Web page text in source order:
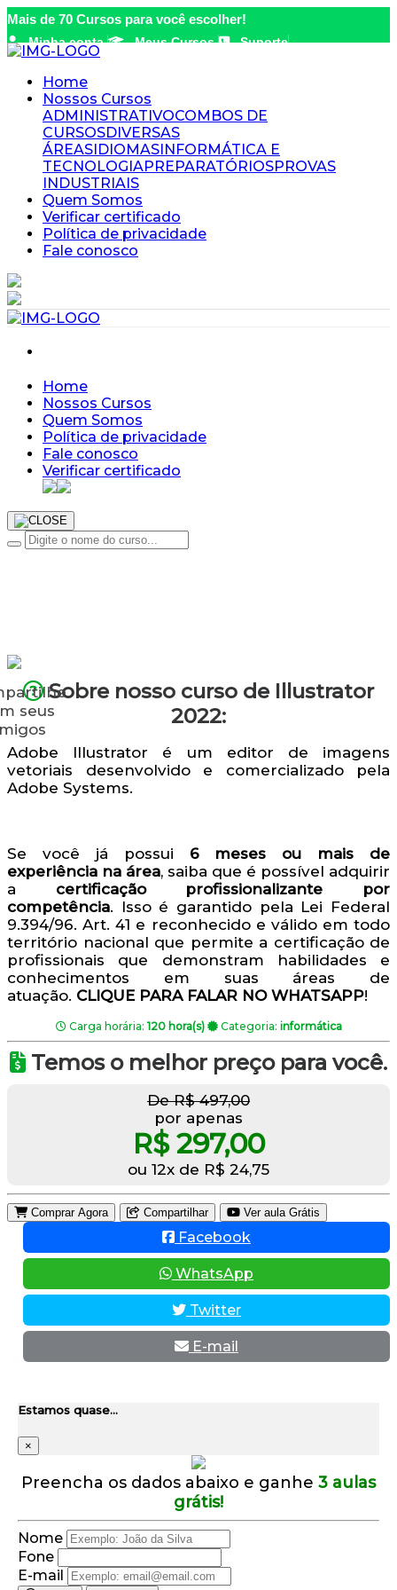
Mais de 70 Cursos para você escolher!
Minha conta Meus Cursos Suporte
Home
Nossos Cursos
ADMINISTRATIVOCOMBOS DE
CURSOSDIVERSAS
ÁREASIDIOMASINFORMÁTICA E
TECNOLOGIAPREPARATÓRIOSPROVAS
INDUSTRIAIS
Quem Somos
Verificar certificado
Política de privacidade
Fale conosco
Home
Nossos Cursos
Quem Somos
Política de privacidade
Fale conosco
Verificar certificado
Sobre nosso curso de Illustrator
2022:
Adobe Illustrator é um editor de imagens
vetoriais desenvolvido e comercializado pela
Adobe Systems.
Se você já possui 6 meses ou mais de
experiência na área, saiba que é possível adquirir
a certificação profissionalizante por
competência. Isso é garantido pela Lei Federal
9.394/96. Art. 41 e reconhecido e válido em todo
território nacional que permite a certificação de
profissionais que demonstram habilidades e
conhecimentos em suas áreas de
atuação. CLIQUE PARA FALAR NO WHATSAPP!
Carga horária: 120 hora(s) Categoria: informática
Temos o melhor preço para você.
De R$ 497,00
por apenas
R$ 297,00
ou 12x de R$ 24,75
Comprar Agora Compartilhar Ver aula Grátis
seus
Facebook
WhatsApp
Twitter
E-mail
Estamos quase...
×
Preencha os dados abaixo e ganhe 3 aulas
grátis!
Nome
Fone
E-mail